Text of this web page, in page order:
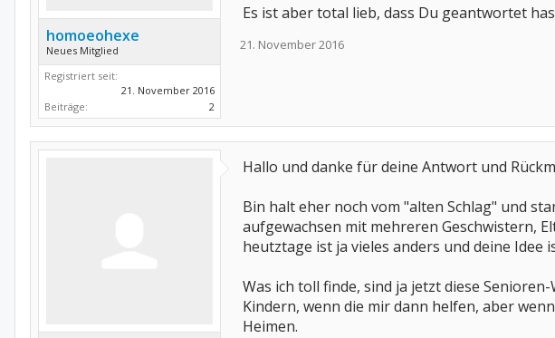
homoeohexe
Neues Mitglied
Registriert seit:
21. November 2016
Beiträge:
2
Es ist aber total lieb, dass Du geantwortet
21. November 2016
Hallo und danke für deine Antwort und
Bin halt eher noch vom "alten Schlag" und
aufgewachsen mit mehreren Geschwistern,
heutztage ist ja vieles anders und deine Idee
Was ich toll finde, sind ja jetzt diese
Kindern, wenn die mir dann helfen, aber
Heimen.